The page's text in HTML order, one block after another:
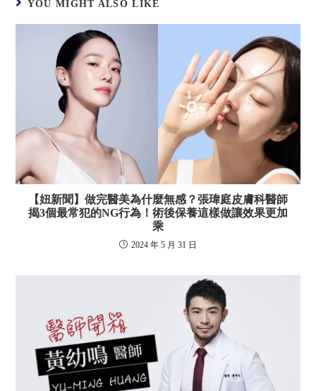
YOU MIGHT ALSO LIKE
【妞新聞】做完醫美為什麼無感？張瑋庭皮膚科醫師
揭3個最常犯的NG行為！術後保養這樣做讓效果更加
乘
2024 年 5 月 31 日